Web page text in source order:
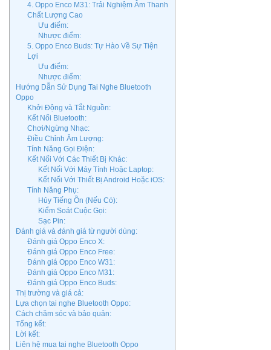
4. Oppo Enco M31: Trải Nghiệm Âm Thanh
Chất Lượng Cao
Ưu điểm:
Nhược điểm:
5. Oppo Enco Buds: Tự Hào Về Sự Tiện
Lợi
Ưu điểm:
Nhược điểm:
Hướng Dẫn Sử Dụng Tai Nghe Bluetooth
Oppo
Khởi Động và Tắt Nguồn:
Kết Nối Bluetooth:
Chơi/Ngừng Nhạc:
Điều Chỉnh Âm Lượng:
Tính Năng Gọi Điện:
Kết Nối Với Các Thiết Bị Khác:
Kết Nối Với Máy Tính Hoặc Laptop:
Kết Nối Với Thiết Bị Android Hoặc iOS:
Tính Năng Phụ:
Hủy Tiếng Ồn (Nếu Có):
Kiểm Soát Cuộc Gọi:
Sạc Pin:
Đánh giá và đánh giá từ người dùng:
Đánh giá Oppo Enco X:
Đánh giá Oppo Enco Free:
Đánh giá Oppo Enco W31:
Đánh giá Oppo Enco M31:
Đánh giá Oppo Enco Buds:
Thị trường và giá cả:
Lựa chọn tai nghe Bluetooth Oppo:
Cách chăm sóc và bảo quản:
Tổng kết:
Lời kết:
Liên hệ mua tai nghe Bluetooth Oppo